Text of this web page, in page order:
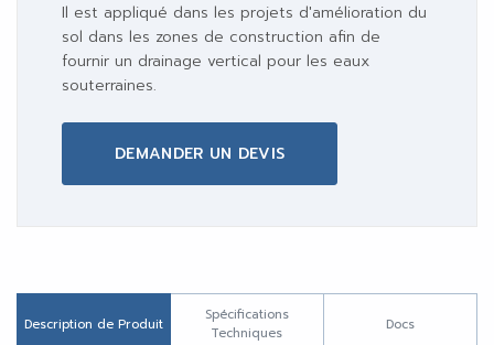
Il est appliqué dans les projets d'amélioration du
sol dans les zones de construction afin de
fournir un drainage vertical pour les eaux
souterraines.
DEMANDER UN DEVIS
Description de Produit
Spécifications
Techniques
Docs